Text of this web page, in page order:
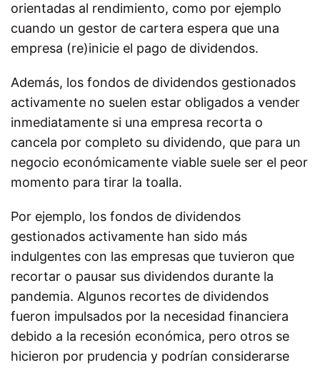
orientadas al rendimiento, como por ejemplo
cuando un gestor de cartera espera que una
empresa (re)inicie el pago de dividendos.
Además, los fondos de dividendos gestionados
activamente no suelen estar obligados a vender
inmediatamente si una empresa recorta o
cancela por completo su dividendo, que para un
negocio económicamente viable suele ser el peor
momento para tirar la toalla.
Por ejemplo, los fondos de dividendos
gestionados activamente han sido más
indulgentes con las empresas que tuvieron que
recortar o pausar sus dividendos durante la
pandemia. Algunos recortes de dividendos
fueron impulsados por la necesidad financiera
debido a la recesión económica, pero otros se
hicieron por prudencia y podrían considerarse